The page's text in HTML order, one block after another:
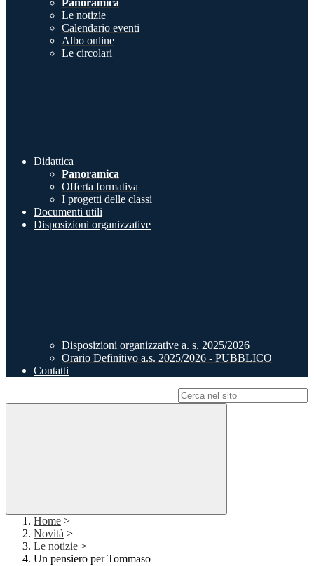
Panoramica
Le notizie
Calendario eventi
Albo online
Le circolari
Didattica
Panoramica
Offerta formativa
I progetti delle classi
Documenti utili
Disposizioni organizzative
Disposizioni organizzative a. s. 2025/2026
Orario Definitivo a.s. 2025/2026 - PUBBLICO
Contatti
Home >
Novità >
Le notizie >
Un pensiero per Tommaso